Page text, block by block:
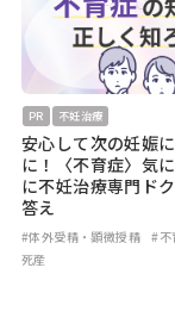
PR 不妊治療
安心して次の妊娠
に！〈不育症〉気
に不妊治療専門ド
答え
#体外受精・顕微授精 #不
死産